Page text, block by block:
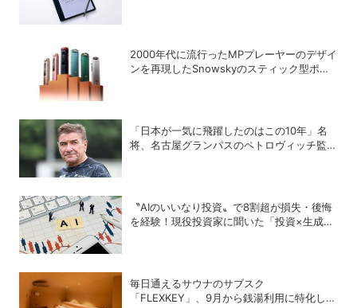
2000年代に流行ったMPプレーヤーのデザイ
ンを再現したSnowskyのスティック型ポー
「日本が一気に飛躍したのはこの10年」名
将、名古屋グランパスのペトロヴィッチ監督
〝AIのいいなり投資〟で8割超が損失・後悔
を経験！現役投資家に聞いた「投資×生成
毎日通えるサウナのサブスク
「FLEXKEY」、9月から銭湯利用に特化した